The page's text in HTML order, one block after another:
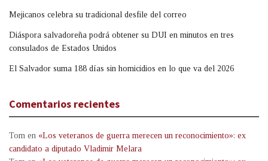
Mejicanos celebra su tradicional desfile del correo
Diáspora salvadoreña podrá obtener su DUI en minutos en tres
consulados de Estados Unidos
El Salvador suma 188 días sin homicidios en lo que va del 2026
Comentarios recientes
Tom en «Los veteranos de guerra merecen un reconocimiento»: ex
candidato a diputado Vladimir Melara